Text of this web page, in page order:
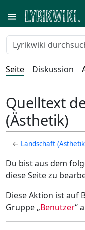
Seite Diskussion
Quelltext
(Ästhetik)
← Landschaft
Du bist aus dem
diese Seite zu
Diese Aktion ist auf
Gruppe „Benutzer“